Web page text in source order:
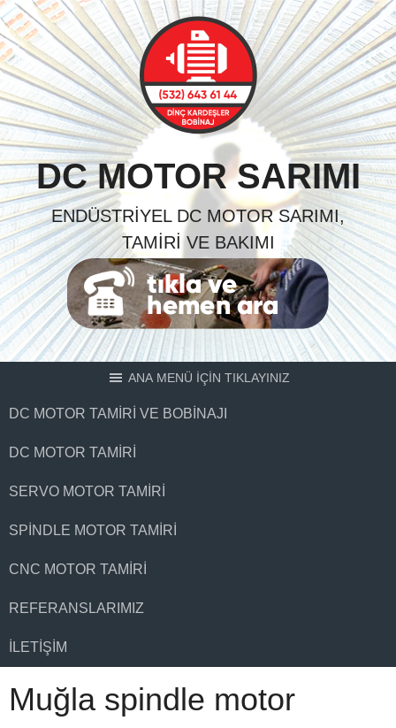
Skip
to
content
DC MOTOR SARIMI
ENDÜSTRIYEL DC MOTOR SARIMI,
TAMIRI VE BAKIMI
ANA MENÜ İÇİN TIKLAYINIZ
DC MOTOR TAMIRI VE BOBINAJI
DC MOTOR TAMIRI
SERVO MOTOR TAMIRI
SPINDLE MOTOR TAMIRI
CNC MOTOR TAMIRI
REFERANSLARIMIZ
İLETIŞIM
Muğla spindle motor